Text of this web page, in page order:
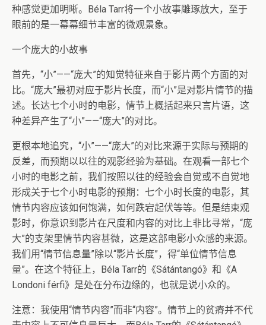
种感觉更加明晰。Béla Tarr将一个小故事雕琢放大，至于
眼前的是一幕幕细节丰富的微观景象。
一个庞大的小故事
首先，“小”——“庞大”的知觉特征来自于影片两个方面的对
比。“庞大”最初对应于影片长度，而“小”是对影片情节的描
述。长达七个小时的电影，情节上概括起来只言片语，这
种差异产生了“小”——“庞大”的对比。
更根本地追究，“小”——“庞大”的对比来源于实际与预期的
反差，而预期以以往的观影经验为基础。在观看一部七个
小时的电影之前，我们按照以往的经验会自觉或不自觉地
形成关于七个小时电影的预期：七个小时长度的电影，其
情节内容应该如何饱满，如何跌宕起伏等等。但是结束观
影时，你意识到影片在尺度和内容的对比上非比寻常，“庞
大”的支架里情节内容甚微，这是这部电影小众感的来源。
我们用“情节信息量”除以“影片长度”，得“单位情节信息
量”。在这个特征上，Béla Tarr的《Sátántangó》和《A
Londoni férfi》是处在分布边缘的，也就是说小众的。
注意：我使用“情节内容”而非“内容”。情节上的贫瘠并不代